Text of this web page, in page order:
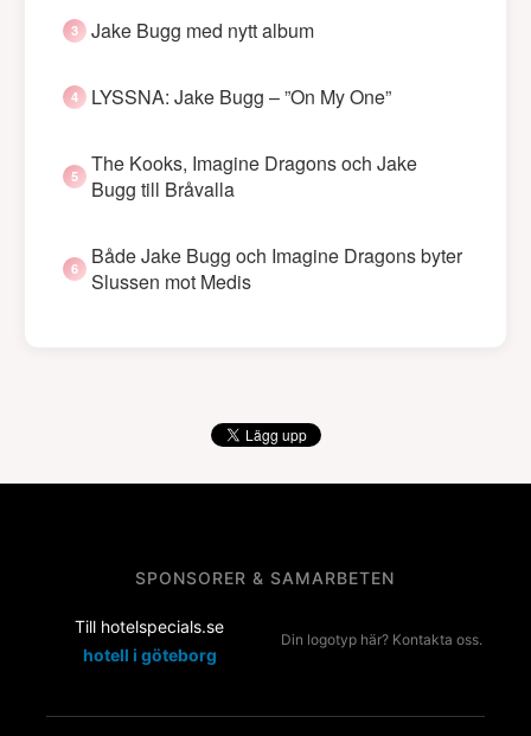
Jake Bugg med nytt album
LYSSNA: Jake Bugg – ”On My One”
The Kooks, Imagine Dragons och Jake
Bugg till Bråvalla
Både Jake Bugg och Imagine Dragons byter
Slussen mot Medis
SPONSORER & SAMARBETEN
Till hotelspecials.se
hotell i göteborg
Din logotyp här? Kontakta oss.